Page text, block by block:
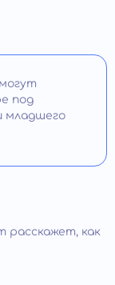
под
младшего
расскажет, как